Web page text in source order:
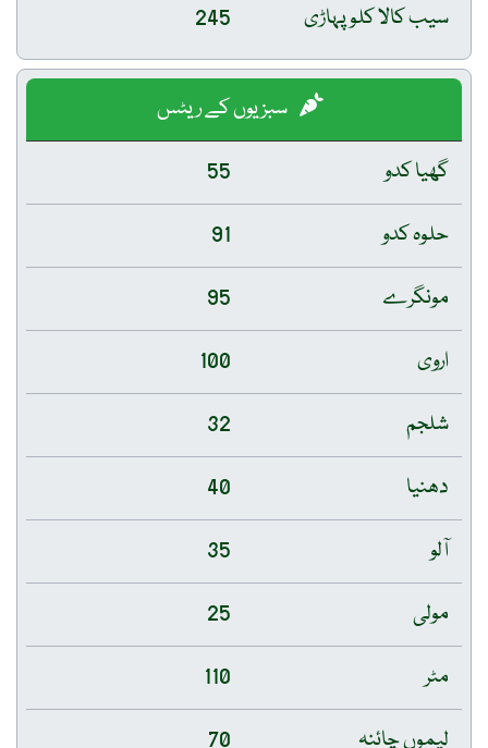
سیب کالا کلو پہاڑی
245
سبزیوں کے ریٹس
گھیا کدو
55
حلوہ کدو
91
مونگرے
95
اروی
100
شلجم
32
دھنیا
40
آلو
35
مولی
25
مٹر
110
لیموں چائنہ
70